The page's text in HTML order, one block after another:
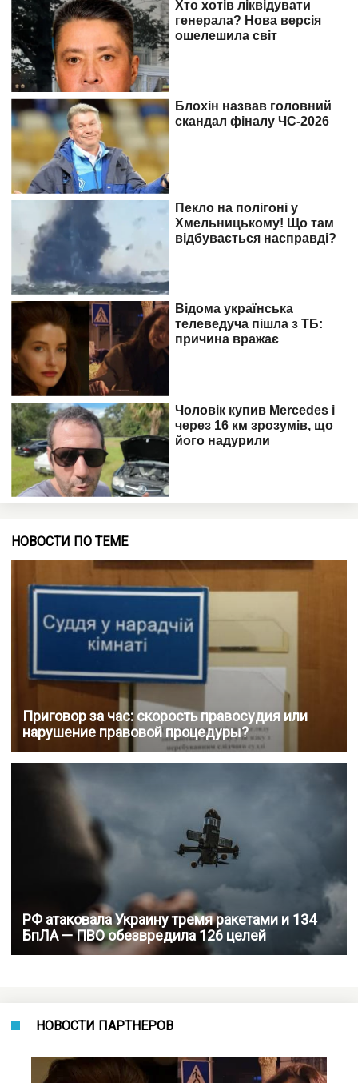
НОВОСТИ ПО ТЕМЕ
Приговор за час: скорость правосудия или
нарушение правовой процедуры?
РФ атаковала Украину тремя ракетами и 134
БпЛА — ПВО обезвредила 126 целей
НОВОСТИ ПАРТНЕРОВ